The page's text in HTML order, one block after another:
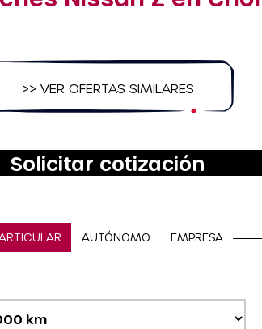
>> VER OFERTAS SIMILARES
Solicitar cotización
AUTÓNOMO EMPRESA